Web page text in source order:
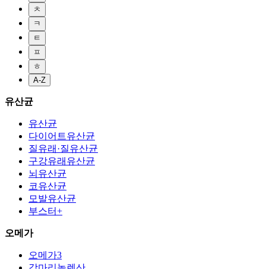
ㅊ
ㅋ
ㅌ
ㅍ
ㅎ
A-Z
유산균
유산균
다이어트유산균
질유래·질유산균
구강유래유산균
뇌유산균
코유산균
모발유산균
부스터+
오메가
오메가3